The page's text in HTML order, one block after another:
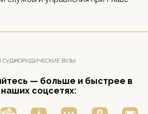
СУД#ЮРИДИЧЕСКИЕ ВУЗЫ
— больше и быстрее в
наших соцсетях: